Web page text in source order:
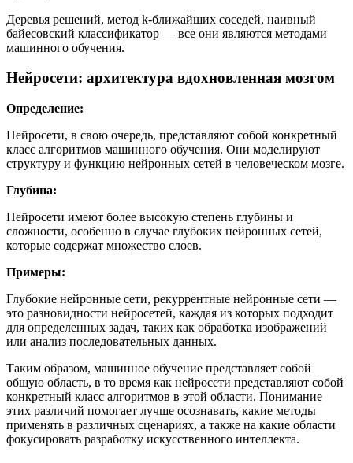
Деревья решений, метод k-ближайших соседей, наивный
байесовский классификатор — все они являются методами
машинного обучения.
Нейросети: архитектура вдохновленная мозгом
Определение:
Нейросети, в свою очередь, представляют собой конкретный
класс алгоритмов машинного обучения. Они моделируют
структуру и функцию нейронных сетей в человеческом мозге.
Глубина:
Нейросети имеют более высокую степень глубины и
сложности, особенно в случае глубоких нейронных сетей,
которые содержат множество слоев.
Примеры:
Глубокие нейронные сети, рекуррентные нейронные сети —
это разновидности нейросетей, каждая из которых подходит
для определенных задач, таких как обработка изображений
или анализ последовательных данных.
Таким образом, машинное обучение представляет собой
общую область, в то время как нейросети представляют собой
конкретный класс алгоритмов в этой области. Понимание
этих различий помогает лучше осознавать, какие методы
применять в различных сценариях, а также на какие области
фокусировать разработку искусственного интеллекта.